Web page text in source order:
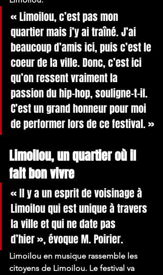
« Limoilou, c’est pas mon
quartier mais j’y ai traîné. J’ai
beaucoup d’amis ici, puis c’est le
coeur de la ville. Donc, c’est ici
qu’on ressent vraiment la
passion du hip-hop, souligne-t-il.
C’est un grand honneur pour moi
de performer lors de ce festival. »
Limoilou, un quartier où il
fait bon vivre
« Il y a un esprit de voisinage à
Limoilou qui est unique à travers
la ville et qui ne date pas
d’hier », évoque M. Poirier.
Limoilou en musique rassemble les
citoyens de Limoilou. Le festival va